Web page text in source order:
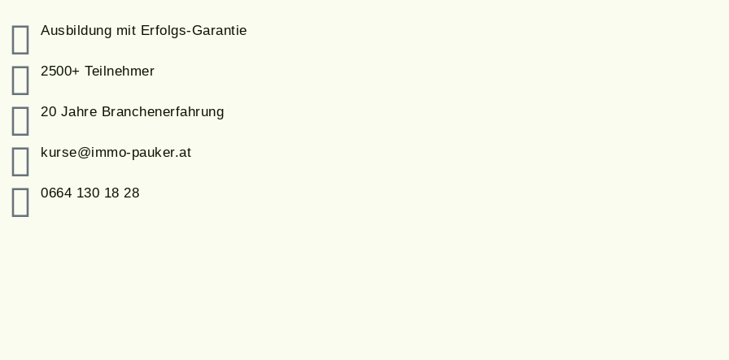
Ausbildung mit Erfolgs-Garantie
2500+ Teilnehmer
20 Jahre Branchenerfahrung
kurse@immo-pauker.at
0664 130 18 28